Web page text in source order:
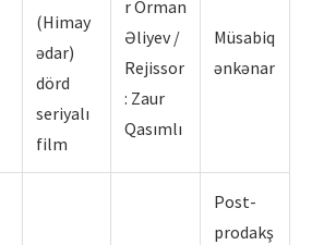
(Himay
ədar)
dörd
seriyalı
film
r Orman
Əliyev /
Rejissor
: Zaur
Qasımlı
Müsabiq
ənkənar
Post-
prodakş